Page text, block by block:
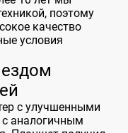
поэтому
качество
условия
с улучшенными
аналогичным